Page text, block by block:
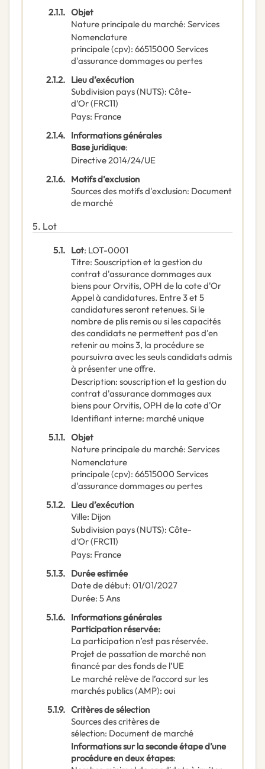
2.1.1. Objet
Nature principale du marché: Services
Nomenclature
principale(cpv): 66515000 Services
d'assurance dommages ou pertes
2.1.2. Lieu d’exécution
Subdivision pays (NUTS): Côte-
d’Or(FRC11)
Pays: France
2.1.4. Informations générales
Base juridique:
Directive 2014/24/UE
2.1.6. Motifs d’exclusion
Sources des motifs d'exclusion: Document
de marché
5. Lot
5.1. Lot: LOT-0001
Titre: Souscription et la gestion du
contrat d'assurance dommages aux
biens pour Orvitis, OPH de la cote d'Or
Appel à candidatures. Entre 3 et 5
candidatures seront retenues. Si le
nombre de plis remis ou si les capacités
des candidats ne permettent pas d'en
retenir au moins 3, la procédure se
poursuivra avec les seuls candidats admis
à présenter une offre.
Description: souscription et la gestion du
contrat d'assurance dommages aux
biens pour Orvitis, OPH de la cote d'Or
Identifiant interne: marché unique
5.1.1. Objet
Nature principale du marché: Services
Nomenclature
principale(cpv): 66515000 Services
d'assurance dommages ou pertes
5.1.2. Lieu d’exécution
Ville: Dijon
Subdivision pays (NUTS): Côte-
d’Or(FRC11)
Pays: France
5.1.3. Durée estimée
Date de début: 01/01/2027
Durée: 5Ans
5.1.6. Informations générales
Participation réservée:
La participation n’est pas réservée.
Projet de passation de marché non
financé par des fonds de l’UE
Le marché relève de l’accord sur les
marchés publics (AMP): oui
5.1.9. Critères de sélection
Sources des critères de
sélection: Document de marché
Informations sur la seconde étape d’une
procédure en deux étapes: